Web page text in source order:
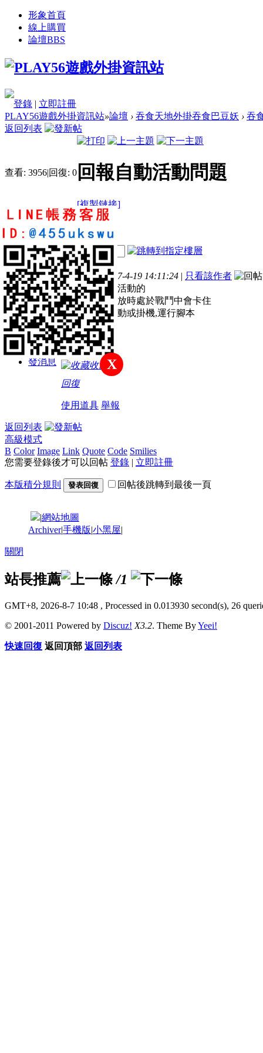
形象首頁
線上購買
論壇BBS
登錄 | 立即註冊
PLAY56遊戲外掛資訊站»論壇 › 吞食天地外掛吞食巴豆妖 › 吞
返回列表
查看: 3956|回復: 0 回報自動活動問題
[複製鏈接]
otwong1
9
主題
18
帖子
177
積分
註冊會員
積分
177
發消息
電梯直達
樓主
發表於 2017-4-19 14:11:24 | 只看該作者
有單開版自動活動的
如果在活動開放時處於戰鬥中會卡住
不會自動進活動或掛機,運行腳本
收藏
回復
使用道具 舉報
返回列表
高級模式
B Color Image Link Quote Code Smilies
您需要登錄後才可以回帖 登錄 | 立即註冊
本版積分規則 發表回復 回帖後跳轉到最後一頁
X
|網站地圖
Archiver|手機版|小黑屋|
關閉
站長推薦 /1
GMT+8, 2026-8-7 10:48 , Processed in 0.013930 second(s), 26
© 2001-2011 Powered by Discuz! X3.2. Theme ByYeei!
快速回復 返回頂部 返回列表